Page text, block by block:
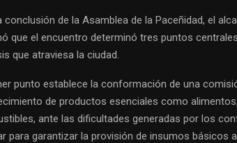
conclusión de la Asamblea de la Paceñidad, el
que el encuentro determinó tres puntos
que atraviesa la ciudad.
punto establece la conformación de una
de productos esenciales como
ante las dificultades generadas por los
para garantizar la provisión de insumos básicos